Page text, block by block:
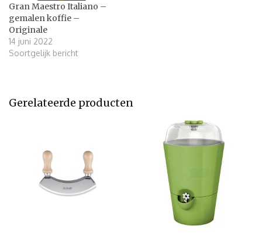
Gran Maestro Italiano –
gemalen koffie –
Originale
14 juni 2022
Soortgelijk bericht
Gerelateerde producten